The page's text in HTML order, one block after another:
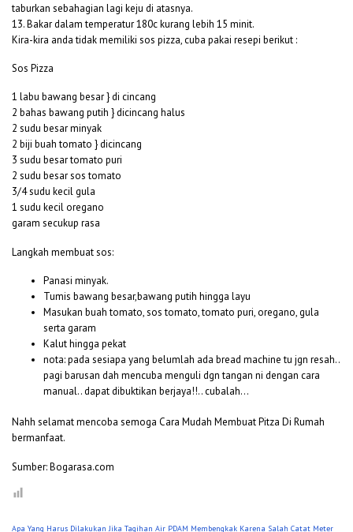
taburkan sebahagian lagi keju di atasnya.
13. Bakar dalam temperatur 180c kurang lebih 15 minit.
Kira-kira anda tidak memiliki sos pizza, cuba pakai resepi berikut :
Sos Pizza
1 labu bawang besar } di cincang
2 bahas bawang putih } dicincang halus
2 sudu besar minyak
2 biji buah tomato } dicincang
3 sudu besar tomato puri
2 sudu besar sos tomato
3/4 sudu kecil gula
1 sudu kecil oregano
garam secukup rasa
Langkah membuat sos:
Panasi minyak.
Tumis bawang besar,bawang putih hingga layu
Masukan buah tomato, sos tomato, tomato puri, oregano, gula
serta garam
Kalut hingga pekat
nota: pada sesiapa yang belumlah ada bread machine tu jgn resah..
pagi barusan dah mencuba menguli dgn tangan ni dengan cara
manual.. dapat dibuktikan berjaya!!.. cubalah…
Nahh selamat mencoba semoga Cara Mudah Membuat Pitza Di Rumah
bermanfaat.
Sumber: Bogarasa.com
Apa Yang Harus Dilakukan Jika Tagihan Air PDAM Membengkak Karena Salah Catat Meter